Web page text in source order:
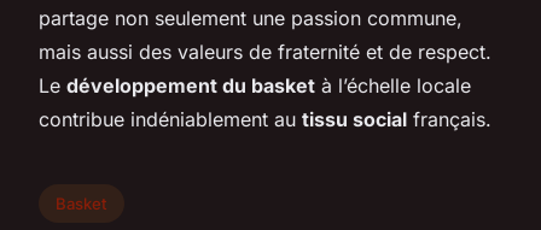
partage non seulement une passion commune,
mais aussi des valeurs de fraternité et de respect.
Le développement du basket à l’échelle locale
contribue indéniablement au tissu social français.
Basket